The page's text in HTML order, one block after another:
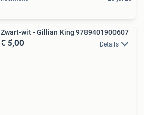
Zwart-wit - Gillian King 9789401900607
€ 5,00 Details